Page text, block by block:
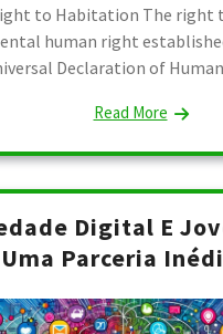
to Habitation The right
human right
Declaration of
Read More
Digital E
Uma Parceria